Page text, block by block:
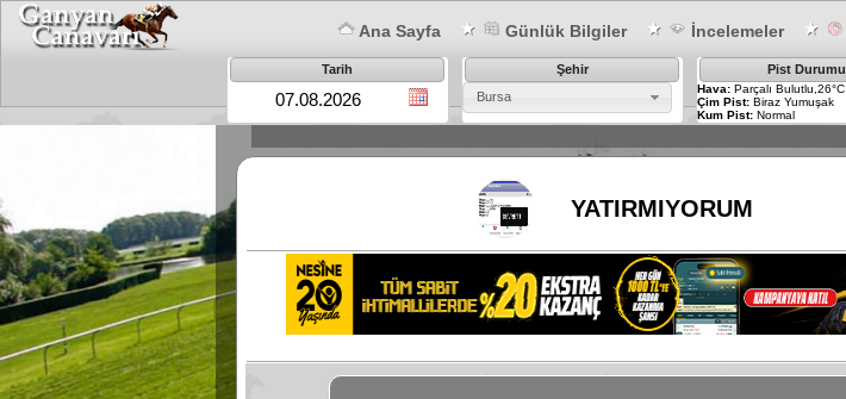
Ana Sayfa Günlük Bilgiler İncelemeler
Tarih
Şehir
Bursa
Pist Durumu
Hava:Parçalı Bulutlu,26°C
Çim Pist:Biraz Yumuşak
Kum Pist:Normal
YATIRMIYORUM